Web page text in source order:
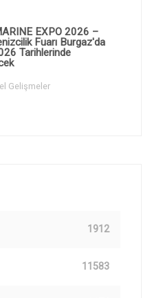
EXPO 2026 –
Fuarı Burgaz'da
Tarihlerinde
Gelişmeler
1912
11583